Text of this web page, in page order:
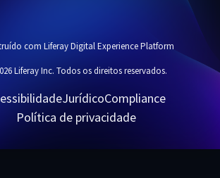
com Liferay Digital Experience Platform
Liferay Inc. Todos os direitos reservados.
JurídicoCompliance
Política de privacidade